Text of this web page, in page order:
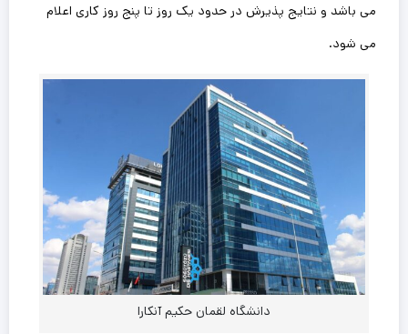
می‌ باشد و نتایج پذیرش در حدود یک روز تا پنج روز کاری اعلام
می شود.
دانشگاه لقمان حکیم آنکارا